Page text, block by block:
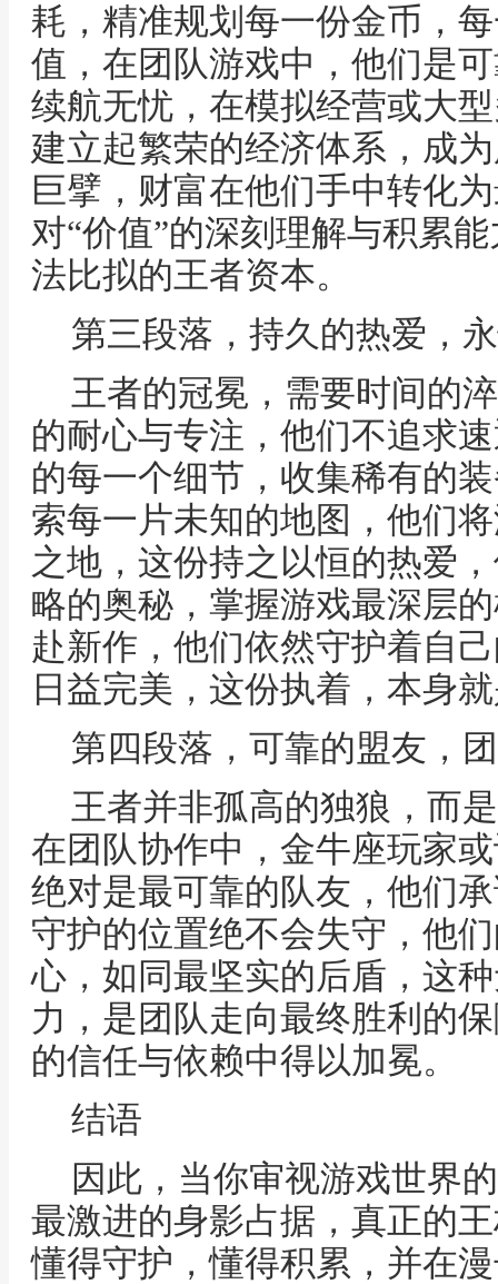
耗，精准规划每一份金币，
值，在团队游戏中，他们是
续航无忧，在模拟经营或大
建立起繁荣的经济体系，成
巨擘，财富在他们手中转化
对“价值”的深刻理解与积累
法比拟的王者资本。
第三段落，持久的热爱，
王者的冠冕，需要时间的
的耐心与专注，他们不追求
的每一个细节，收集稀有的
索每一片未知的地图，他们
之地，这份持之以恒的热爱
略的奥秘，掌握游戏最深层
赴新作，他们依然守护着自
日益完美，这份执着，本身
第四段落，可靠的盟友，
王者并非孤高的独狼，而
在团队协作中，金牛座玩家
绝对是最可靠的队友，他们
守护的位置绝不会失守，他
心，如同最坚实的后盾，这
力，是团队走向最终胜利的
的信任与依赖中得以加冕。
结语
因此，当你审视游戏世界
最激进的身影占据，真正的
懂得守护，懂得积累，并在